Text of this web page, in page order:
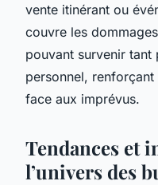
vente itinérant ou
couvre les
pouvant survenir
personnel,
face aux imprévus.
Tendances et
l’univers des